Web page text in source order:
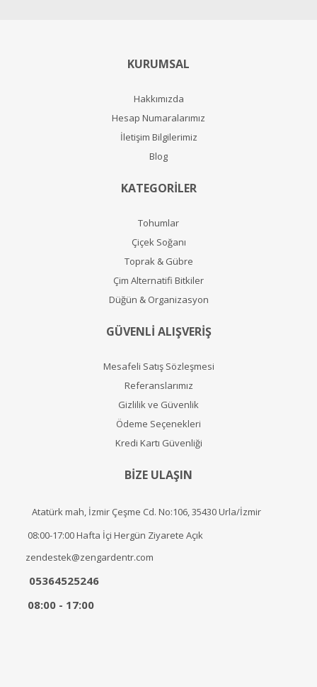
KURUMSAL
Hakkımızda
Hesap Numaralarımız
İletişim Bilgilerimiz
Blog
KATEGORİLER
Tohumlar
Çiçek Soğanı
Toprak & Gübre
Çim Alternatifi Bitkiler
Düğün & Organizasyon
GÜVENLİ ALIŞVERİŞ
Mesafeli Satış Sözleşmesi
Referanslarımız
Gizlilik ve Güvenlik
Ödeme Seçenekleri
Kredi Kartı Güvenliği
BİZE ULAŞIN
Atatürk mah, İzmir Çeşme Cd. No:106, 35430 Urla/İzmir
08:00-17:00 Hafta İçi Hergün Ziyarete Açık
zendestek@zengardentr.com
05364525246
08:00 - 17:00